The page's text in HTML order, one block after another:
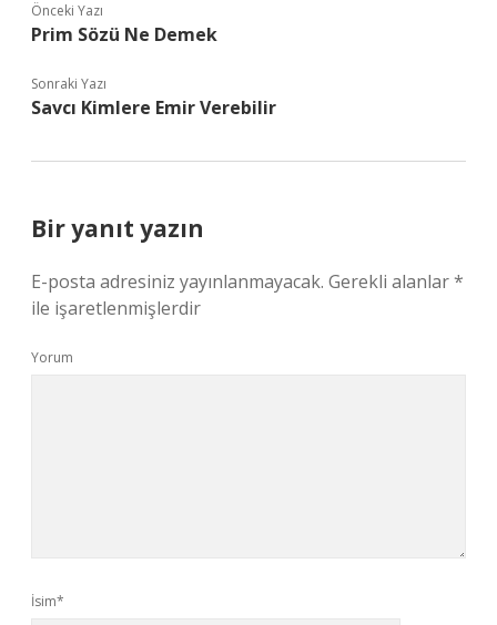
Önceki Yazı
Prim Sözü Ne Demek
Sonraki Yazı
Savcı Kimlere Emir Verebilir
Bir yanıt yazın
E-posta adresiniz yayınlanmayacak. Gerekli alanlar*
ile işaretlenmişlerdir
Yorum
İsim*